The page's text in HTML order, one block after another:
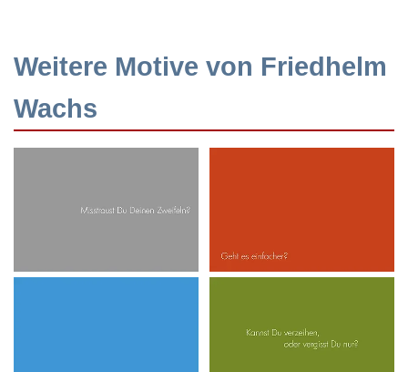
Weitere Motive von Friedhelm
Wachs